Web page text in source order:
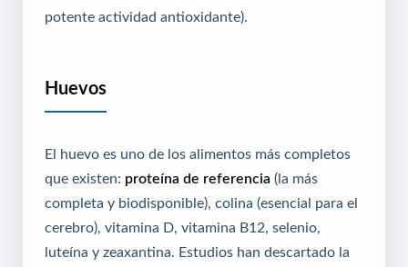
potente actividad antioxidante).
Huevos
El huevo es uno de los alimentos más completos
que existen: proteína de referencia (la más
completa y biodisponible), colina (esencial para el
cerebro), vitamina D, vitamina B12, selenio,
luteína y zeaxantina. Estudios han descartado la